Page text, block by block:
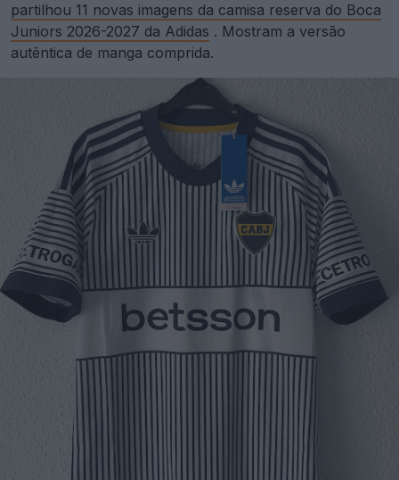
partilhou 11 novas imagens da camisa reserva do Boca
Juniors 2026-2027 da Adidas . Mostram a versão
autêntica de manga comprida.